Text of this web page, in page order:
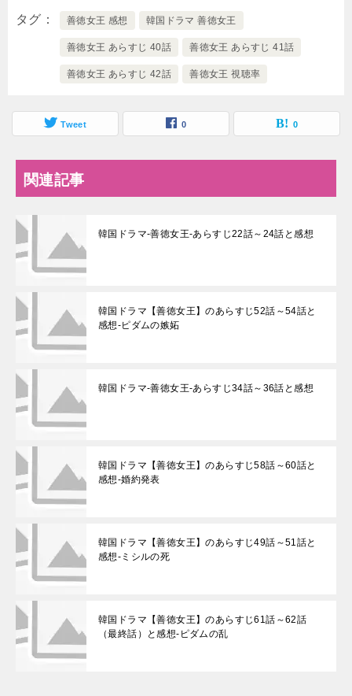
タグ 善徳女王 感想 韓国ドラマ 善徳女王
善徳女王 あらすじ 40話 善徳女王 あらすじ 41話
善徳女王 あらすじ 42話 善徳女王 視聴率
Tweet 0 0
関連記事
韓国ドラマ-善徳女王-あらすじ22話～24話と感想
韓国ドラマ【善徳女王】のあらすじ52話～54話と
感想-ピダムの嫉妬
韓国ドラマ-善徳女王-あらすじ34話～36話と感想
韓国ドラマ【善徳女王】のあらすじ58話～60話と
感想-婚約発表
韓国ドラマ【善徳女王】のあらすじ49話～51話と
感想-ミシルの死
韓国ドラマ【善徳女王】のあらすじ61話～62話
（最終話）と感想-ピダムの乱